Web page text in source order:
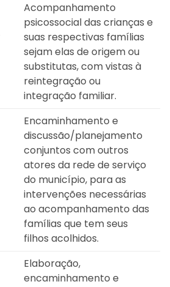
Acompanhamento
psicossocial das crianças e
suas respectivas famílias
sejam elas de origem ou
substitutas, com vistas à
reintegração ou
integração familiar.
Encaminhamento e
discussão/planejamento
conjuntos com outros
atores da rede de serviço
do município, para as
intervenções necessárias
ao acompanhamento das
famílias que tem seus
filhos acolhidos.
Elaboração,
encaminhamento e